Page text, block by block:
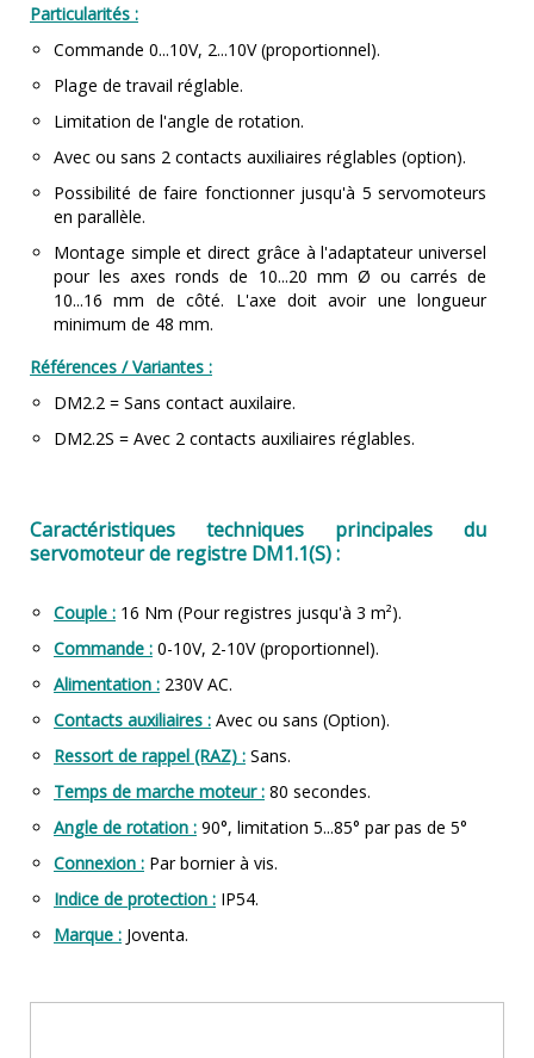
Particularités :
Commande 0...10V, 2...10V (proportionnel).
Plage de travail réglable.
Limitation de l'angle de rotation.
Avec ou sans 2 contacts auxiliaires réglables (option).
Possibilité de faire fonctionner jusqu'à 5 servomoteurs
en parallèle.
Montage simple et direct grâce à l'adaptateur universel
pour les axes ronds de 10...20 mm Ø ou carrés de
10...16 mm de côté. L'axe doit avoir une longueur
minimum de 48 mm.
Références / Variantes :
DM2.2 = Sans contact auxilaire.
DM2.2S = Avec 2 contacts auxiliaires réglables.
Caractéristiques techniques principales du
servomoteur de registre DM1.1(S) :
Couple : 16 Nm (Pour registres jusqu'à 3 m²).
Commande : 0-10V, 2-10V (proportionnel).
Alimentation : 230V AC.
Contacts auxiliaires : Avec ou sans (Option).
Ressort de rappel (RAZ) : Sans.
Temps de marche moteur : 80 secondes.
Angle de rotation : 90°, limitation 5...85° par pas de 5°
Connexion : Par bornier à vis.
Indice de protection : IP54.
Marque : Joventa.